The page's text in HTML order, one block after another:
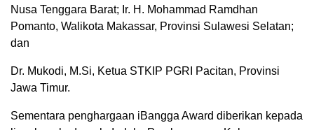
Nusa Tenggara Barat; Ir. H. Mohammad Ramdhan
Pomanto, Walikota Makassar, Provinsi Sulawesi Selatan;
dan
Dr. Mukodi, M.Si, Ketua STKIP PGRI Pacitan, Provinsi
Jawa Timur.
Sementara penghargaan iBangga Award diberikan kepada